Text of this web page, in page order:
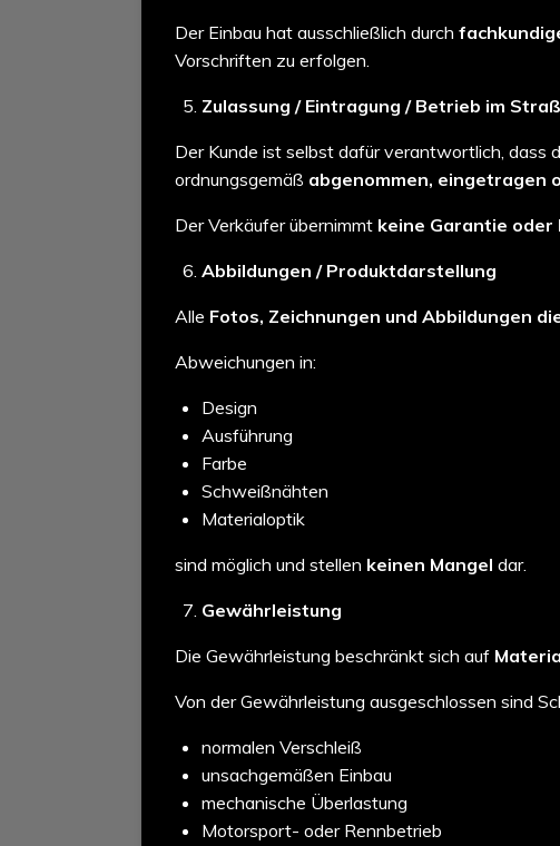
Der Einbau hat ausschließlich durch
Vorschriften zu erfolgen.
Zulassung / Eintragung / Betrieb im
Der Kunde ist selbst dafür verantwortlich, dass
ordnungsgemäß abgenommen, eingetragen
Der Verkäufer übernimmt keine Garantie oder
Abbildungen / Produktdarstellung
Alle Fotos, Zeichnungen und Abbildungen
Abweichungen in:
Design
Ausführung
Farbe
Schweißnähten
Materialoptik
sind möglich und stellen keinen Mangel dar.
Gewährleistung
Die Gewährleistung beschränkt sich auf
Von der Gewährleistung ausgeschlossen sind
normalen Verschleiß
unsachgemäßen Einbau
mechanische Überlastung
Motorsport- oder Rennbetrieb